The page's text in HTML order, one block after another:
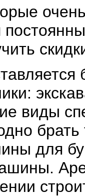
виды
брать
для